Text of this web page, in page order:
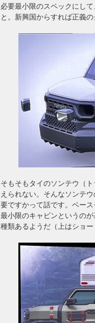
必要最小限のスペックにし
と。新興国からすれば正義の
そもそもタイのソンテウ（
えられない。そんなソンテ
要ですかって話です。ベー
最小限のキャビンというの
種類あるようだ（上はショー